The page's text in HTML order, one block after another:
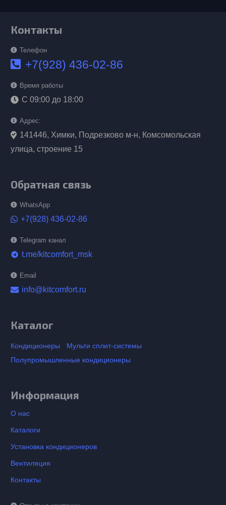
Контакты
Телефон
+7(928) 436-02-86
Время работы
С 09:00 до 18:00
Адрес:
141446, Химки, Подрезково м-н, Комсомольская
улица, строение 15
Обратная связь
WhatsApp
+7(928) 436-02-86
Telegram канал
telegram t.me/kitcomfort_msk
Email
info@kitcomfort.ru
Каталог
Кондиционеры
Мульти сплит-системы
Полупромышленные кондиционеры
Информация
О нас
Каталоги
Установка кондиционеров
Вентиляция
Контакты